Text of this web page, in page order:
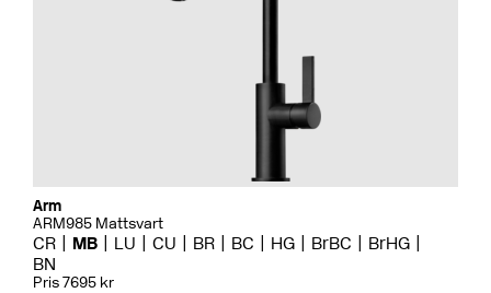
Arm
ARM985 Mattsvart
CR MB LU CU BR BC HG BrBC
BrHG
BN
Pris 7695 kr